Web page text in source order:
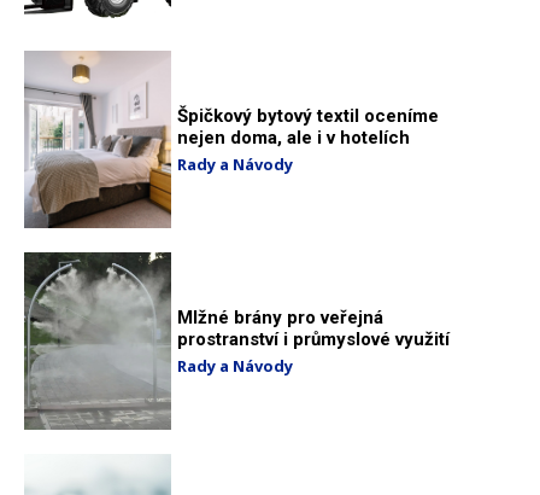
Špičkový bytový textil oceníme
nejen doma, ale i v hotelích
Rady a Návody
Mlžné brány pro veřejná
prostranství i průmyslové využití
Rady a Návody